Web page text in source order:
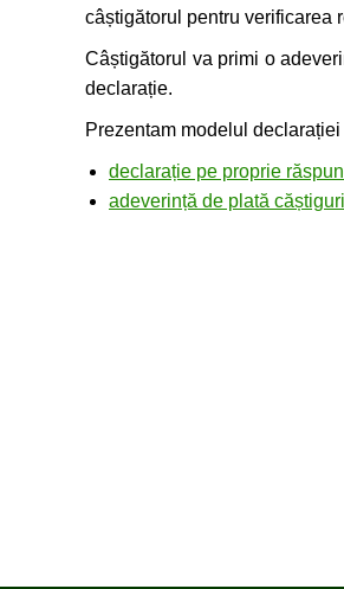
câștigătorul pentru verificarea
Câștigătorul va primi o
declarație.
Prezentam modelul
declarație pe proprie
adeverință de plată căștiguri